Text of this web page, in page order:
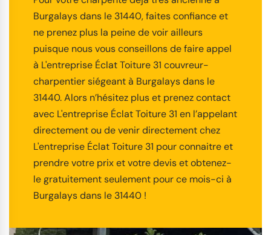
Burgalays dans le 31440, faites confiance et
ne prenez plus la peine de voir ailleurs
puisque nous vous conseillons de faire appel
à L'entreprise Éclat Toiture 31 couvreur-
charpentier siégeant à Burgalays dans le
31440. Alors n’hésitez plus et prenez contact
avec L'entreprise Éclat Toiture 31 en l’appelant
directement ou de venir directement chez
L'entreprise Éclat Toiture 31 pour connaitre et
prendre votre prix et votre devis et obtenez-
le gratuitement seulement pour ce mois-ci à
Burgalays dans le 31440 !